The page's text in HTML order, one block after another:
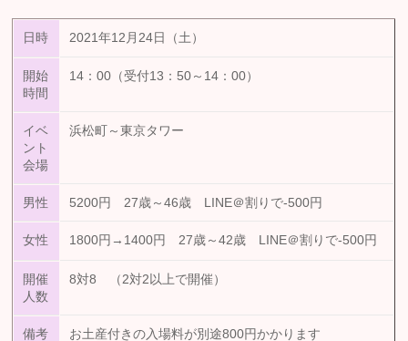
日時 2021年12月24日（土）
開始
時間
14：00（受付13：50～14：00）
イベ
ント
会場
浜松町～東京タワー
男性 5200円 27歳～46歳 LINE＠割りで-500円
女性 1800円→1400円 27歳～42歳 LINE＠割りで-500円
開催
人数
8対8 （2対2以上で開催）
備考 お土産付きの入場料が別途800円かかります